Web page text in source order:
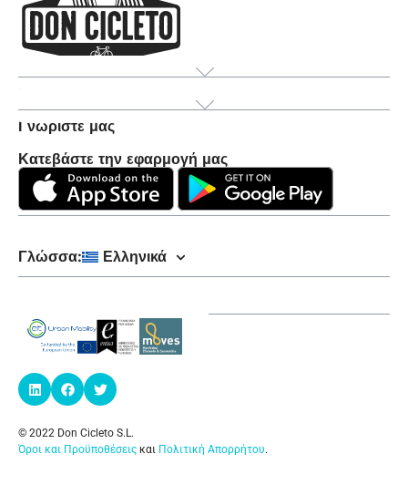
Προϊόν
Γνωρίστε μας
Κατεβάστε την εφαρμογή μας
Γλώσσα: Ελληνικά
© 2022 Don Cicleto S.L.
Όροι και Προϋποθέσεις και Πολιτική Απορρήτου.